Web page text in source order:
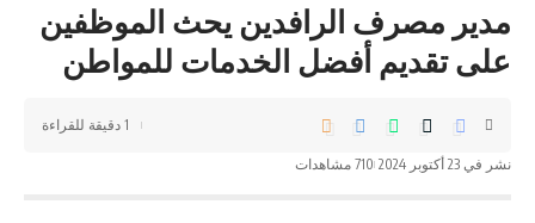
مدير مصرف الرافدين يحث الموظفين
على تقديم أفضل الخدمات للمواطن
نشر في 23 أكتوبر 2024 710 مشاهدات
1 دقيقة للقراءة